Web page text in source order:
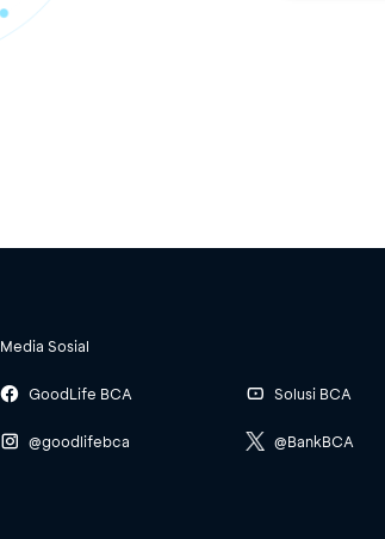
Media Sosial
GoodLife BCA
@goodlifebca
Solusi BCA
@BankBCA